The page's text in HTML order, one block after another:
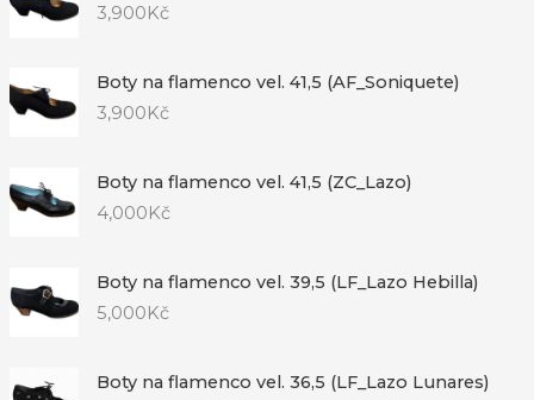
3,900Kč
Boty na flamenco vel. 41,5 (AF_Soniquete)
3,900Kč
Boty na flamenco vel. 41,5 (ZC_Lazo)
4,000Kč
Boty na flamenco vel. 39,5 (LF_Lazo Hebilla)
5,000Kč
Boty na flamenco vel. 36,5 (LF_Lazo Lunares)